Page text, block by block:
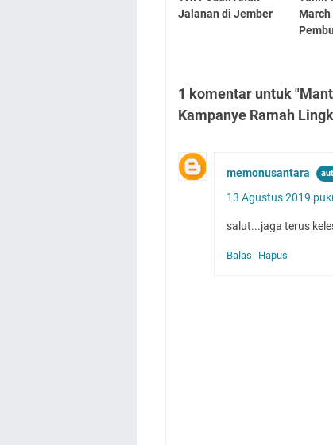
Jalanan di Jember
March
1 komentar untuk
Kampanye Ramah
memonusantara
13 Agustus 2019
salut...jaga terus
Balas Hapus